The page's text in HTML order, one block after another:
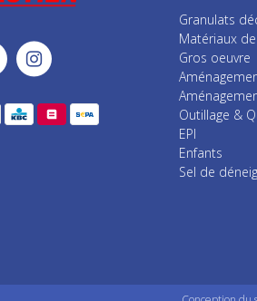
Granulats
Matériaux
Gros oeuvre
Outillage &
EPI
Enfants
Sel de